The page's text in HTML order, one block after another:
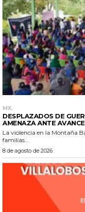
MX.
DESPLAZADOS DE
AMENAZA ANTE
La violencia en la Montaña
familias...
8 de agosto de 2026